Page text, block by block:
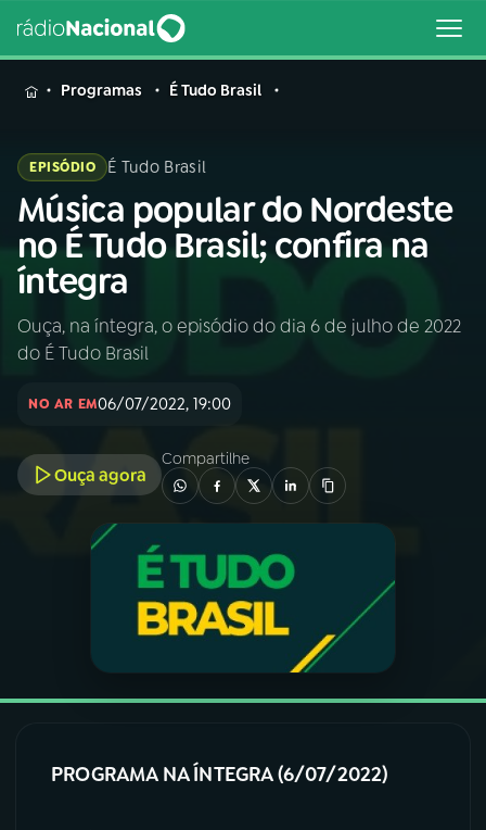
MENU
Buscar
na
Rádio
Nacional
Buscar
AO VIVO
INÍCIO
A RÁDIO
PROGRAMAÇÃO
PROGRAMAS
ÚLTIMAS
Programas É Tudo Brasil
EPISÓDIO É Tudo Brasil
Música popular do Nordeste
no É Tudo Brasil; confira na
íntegra
Ouça, na íntegra, o episódio do dia 6 de julho de 2022
do É Tudo Brasil
NO AR EM06/07/2022, 19:00
Ouça agora
Compartilhe
PROGRAMA NA ÍNTEGRA (6/07/2022)